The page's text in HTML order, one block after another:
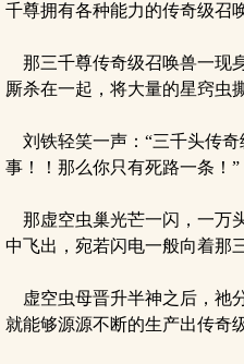
千尊拥有各种能力的传奇级召
那三千尊传奇级召唤兽一现
厮杀在一起，将大量的星窍虫
刘铁轻笑一声：“三千头传
事！！那么你只有死路一条！”
那虚空虫巢光芒一闪，一万
中飞出，宛若闪电一般向着那
虚空虫母晋升半神之后，祂
就能够源源不断的生产出传奇